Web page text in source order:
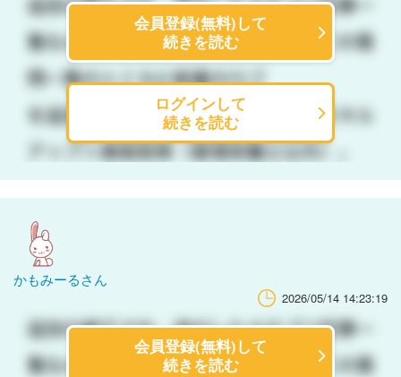
会員登録(無料)して
続きを読む
ログインして
続きを読む
かもみーるさん
2026/05/14 14:23:19
会員登録(無料)して
続きを読む